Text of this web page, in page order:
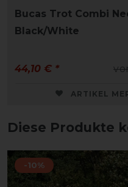
Bucas Trot Combi
Black/White
44,10 € *
ARTIKEL
Diese Produkte
-10%